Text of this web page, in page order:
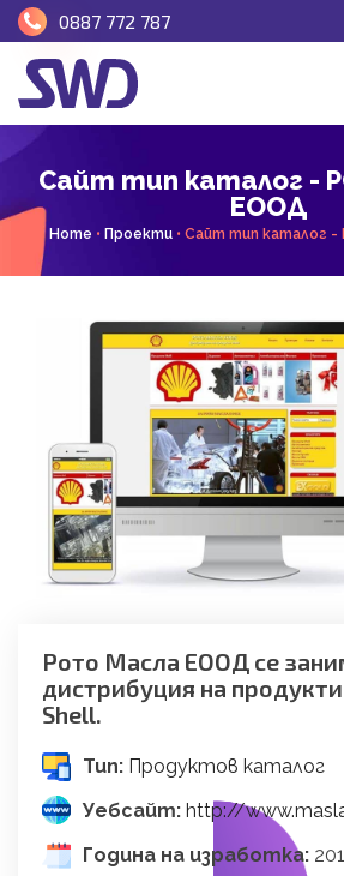
0887 772 787
Сайт тип каталог -
ЕООД
Home • Проекти• Сайт тип каталог
Рото Масла ЕООД се
дистрибуция на
Shell.
Тип: Продуктов каталог
Уебсайт: http://
Година на изработка: